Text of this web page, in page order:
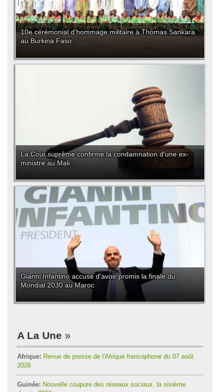
10e cérémonial d'hommage militaire à Thomas Sankara
au Burkina Faso
La Cour suprême confirme la condamnation d'une ex-
ministre au Mali
Gianni Infantino accusé d'avoir promis la finale du
Mondial 2030 au Maroc
A La Une
Afrique: Revue de presse de l'Afrique francophone du 07 août
2026
Guinée: Nouvelle coupure des réseaux sociaux, la sixième